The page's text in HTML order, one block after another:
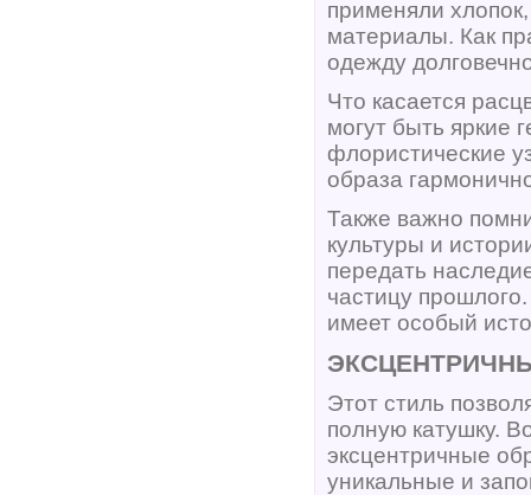
применяли
материалы. Как
одежду
Что касается
могут быть яркие
флористические
образа
Также важно
культуры и
передать
частицу
имеет особый
Этот стиль
полную катушку.
эксцентричные
уникальные и